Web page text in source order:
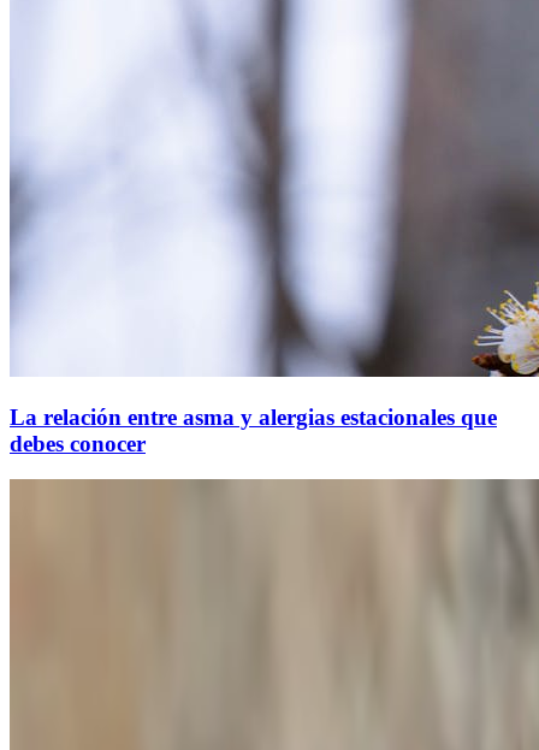
La relación entre asma y alergias estacionales que
debes conocer